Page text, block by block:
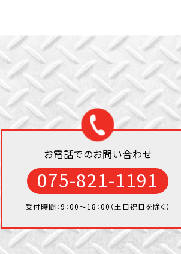
お電話でのお問い合わせ
075-821-1191
受付時間：9：00〜18：00（土日祝日を除く）